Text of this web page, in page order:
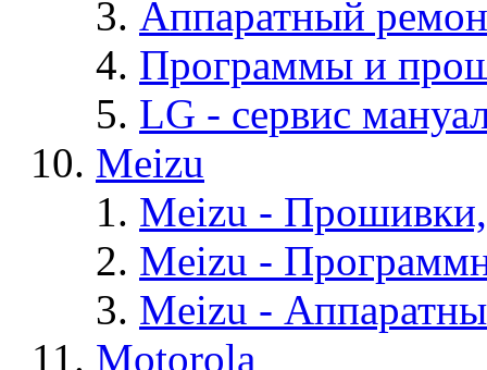
Аппаратный
Программы и
LG - cервис
Meizu
Meizu -
Meizu -
Meizu -
Motorola